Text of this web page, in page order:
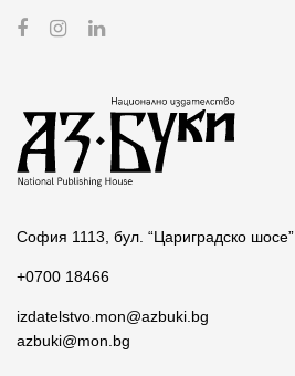
София 1113, бул. “Цариградско
+0700 18466
izdatelstvo.mon@azbuki.bg
azbuki@mon.bg